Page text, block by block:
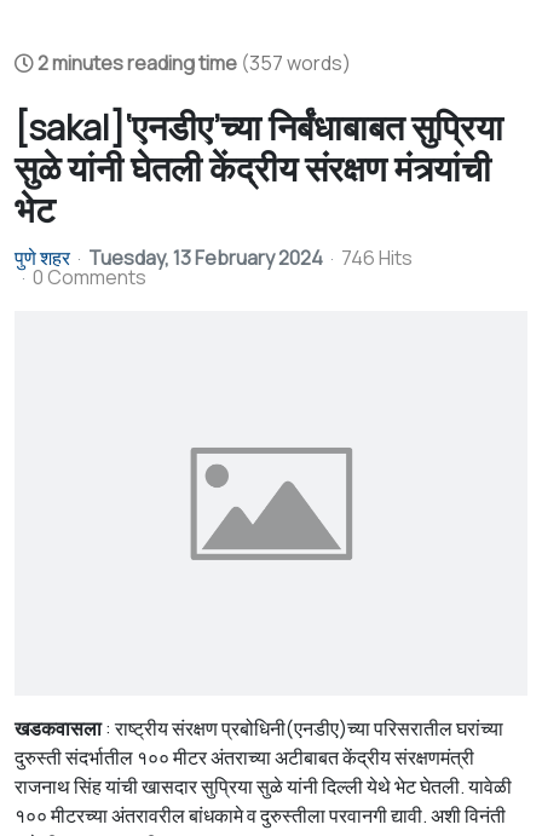
2 minutes reading time (357 words)
[sakal]‘एनडीए’च्या निर्बंधाबाबत सुप्रिया
सुळे यांनी घेतली केंद्रीय संरक्षण मंत्र्यांची
भेट
पुणे शहर Tuesday, 13 February 2024 746 Hits
0 Comments
खडकवासला: राष्ट्रीय संरक्षण प्रबोधिनी(एनडीए)च्या परिसरातील घरांच्या
दुरुस्ती संदर्भातील १०० मीटर अंतराच्या अटीबाबत केंद्रीय संरक्षणमंत्री
राजनाथ सिंह यांची खासदार सुप्रिया सुळे यांनी दिल्ली येथे भेट घेतली. यावेळी
१०० मीटरच्या अंतरावरील बांधकामे व दुरुस्तीला परवानगी द्यावी. अशी विनंती